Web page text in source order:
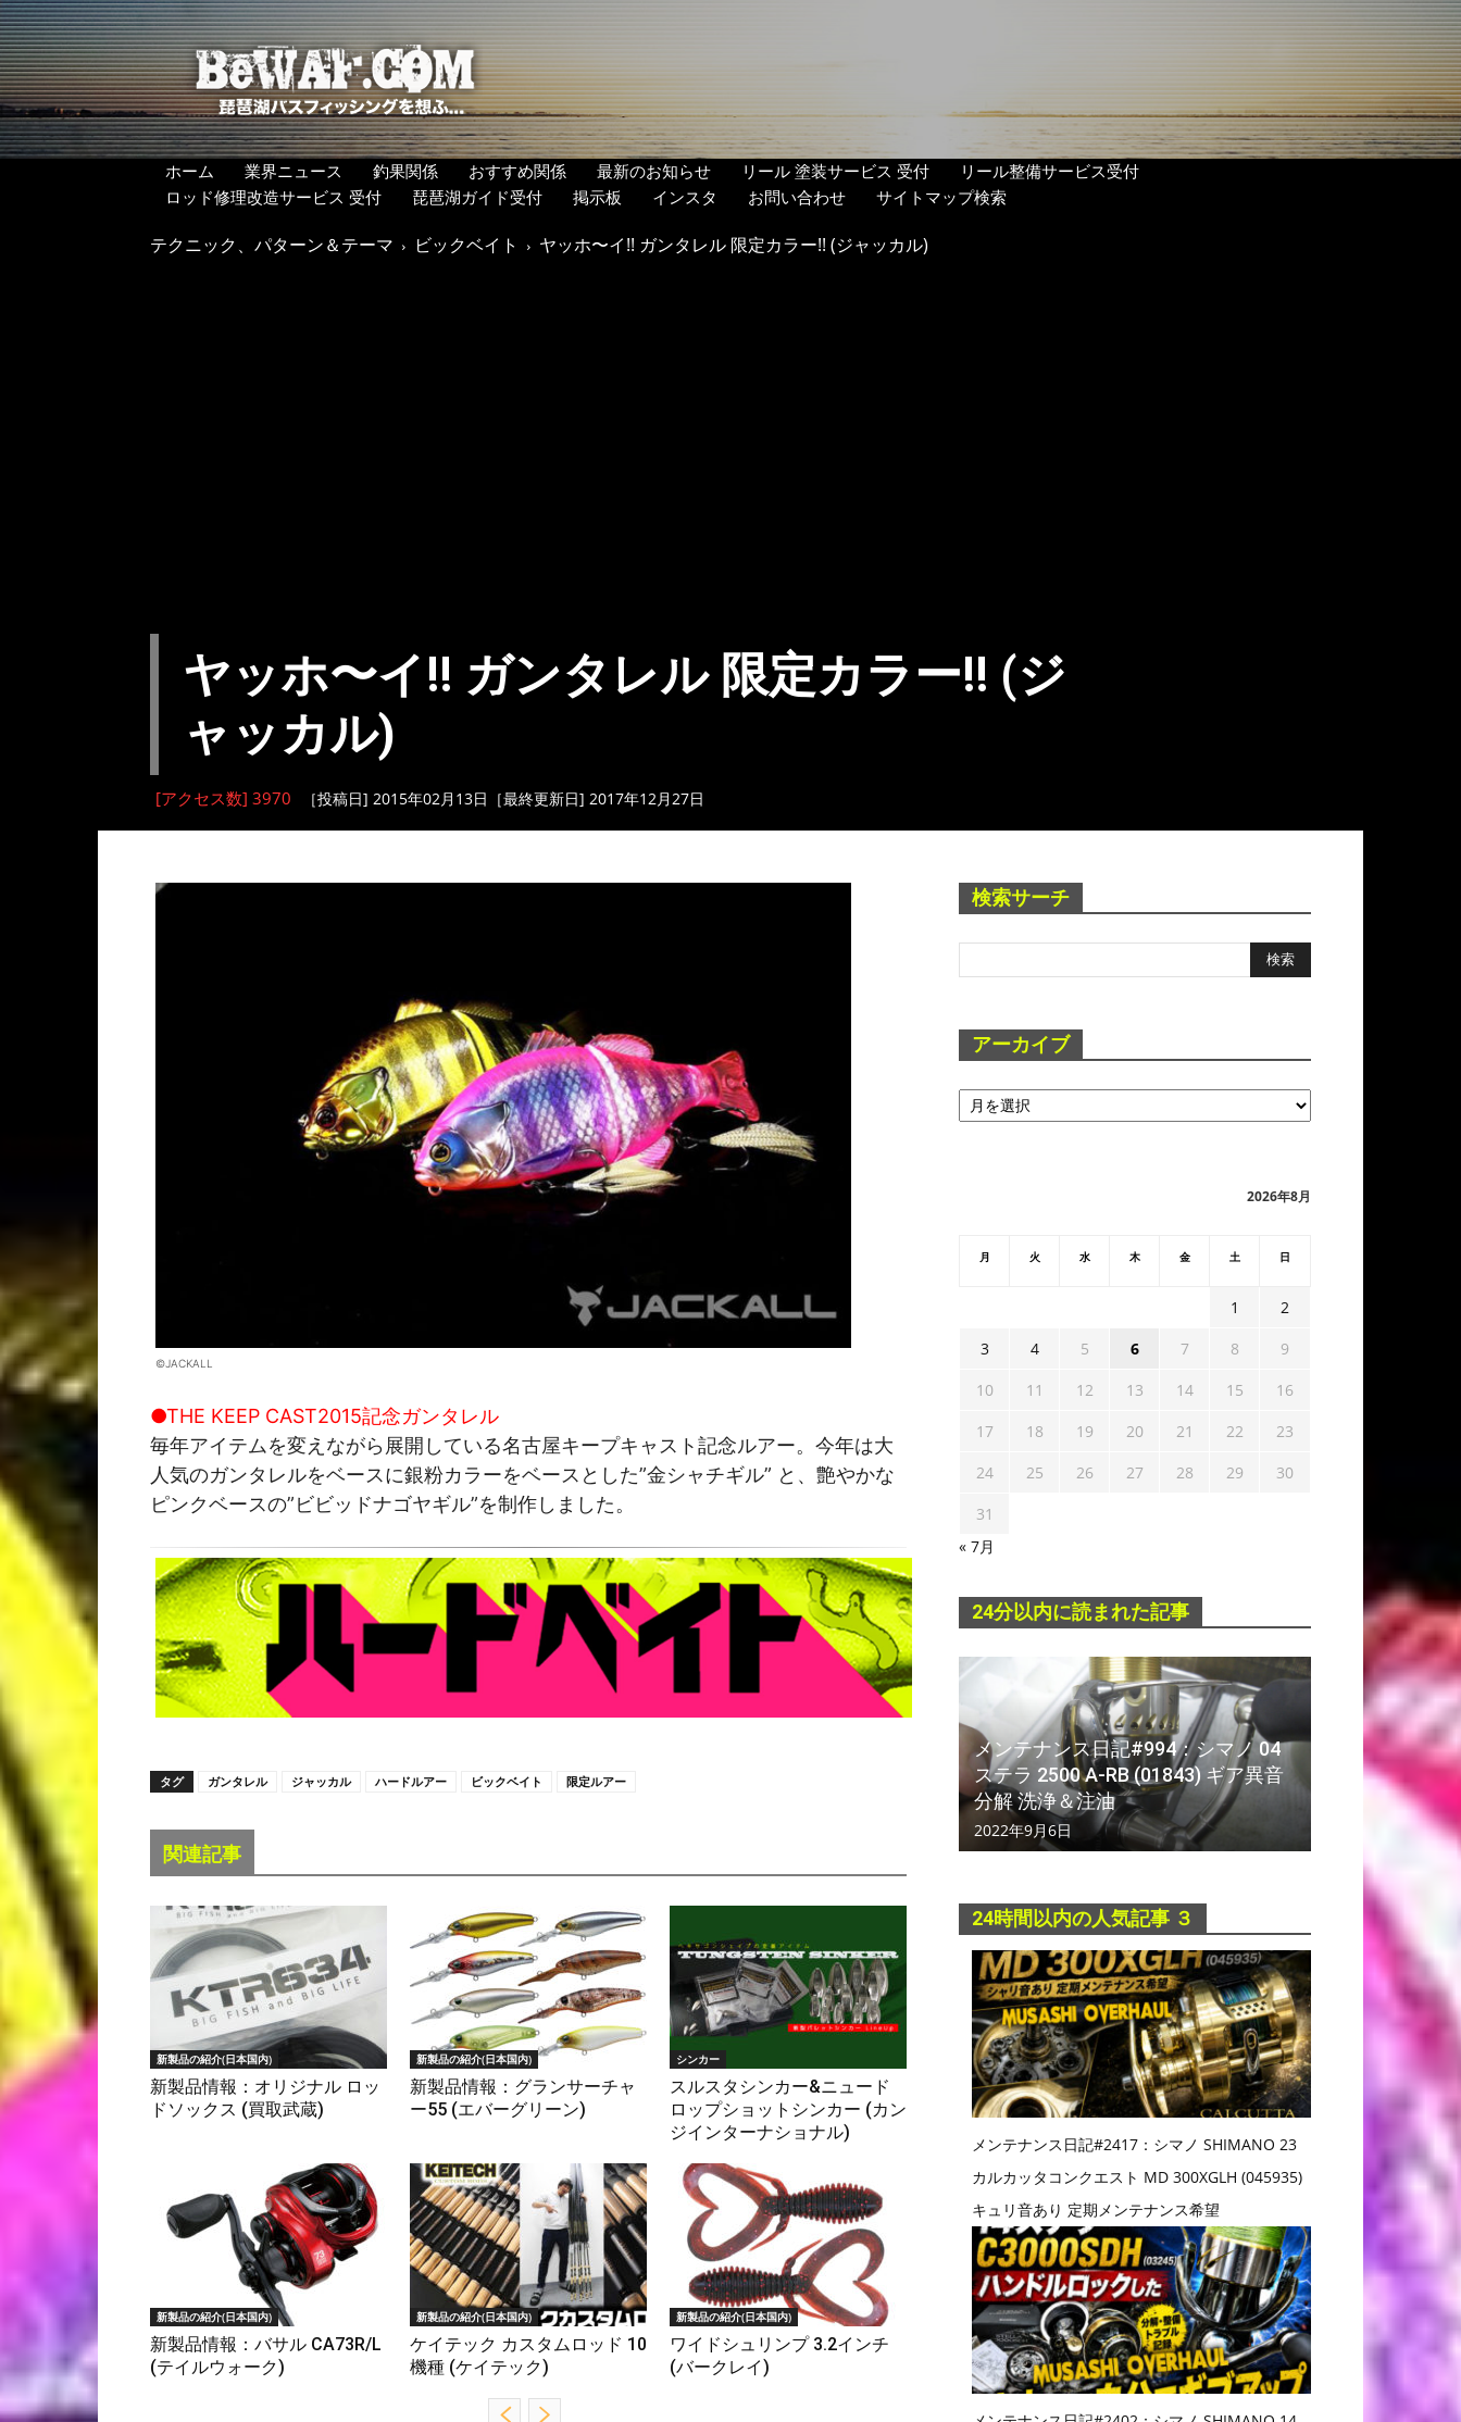
BeWAF
(ビ
ワ
エ
フ）
ホーム 業界ニュース 釣果関係 おすすめ関係 最新のお知らせ リール 塗装サービス 受付
リール整備サービス受付
ロッド修理改造サービス 受付
琵琶湖ガイド受付 掲示板 インスタ お問い合わせ サイトマップ検索
テクニック、パターン＆テーマ ビックベイト ヤッホ〜イ!! ガンタレル 限定カラー!! (ジャッカル)
ヤッホ〜イ!! ガンタレル 限定カラー!! (ジ
ャッカル)
[アクセス数] 3970 ［投稿日] 2015年02月13日［最終更新日] 2017年12月27日
©JACKALL
●THE KEEP CAST2015記念ガンタレル
毎年アイテムを変えながら展開している名古屋キープキャスト記念ルアー。今年は大
人気のガンタレルをベースに銀粉カラーをベースとした”金シャチギル” と、艶やかな
ピンクベースの”ビビッドナゴヤギル”を制作しました。
タグ ガンタレル ジャッカル ハードルアー ビックベイト 限定ルアー
関連記事
新製品の紹介(日本国内)
新製品情報：オリジナル ロッ
ドソックス (買取武蔵)
新製品の紹介(日本国内)
新製品情報：グランサーチャ
ー55 (エバーグリーン)
シンカー
スルスタシンカー&ニュード
ロップショットシンカー (カン
ジインターナショナル)
新製品の紹介(日本国内)
新製品情報：バサル CA73R/L
(テイルウォーク)
新製品の紹介(日本国内)
ケイテック カスタムロッド 10
機種 (ケイテック)
新製品の紹介(日本国内)
ワイドシュリンプ 3.2インチ
(バークレイ)
検索サーチ
アーカイブ
ア
ー
2026年8月
月 火 水 木 金 土 日
1
2
3
4 5 6 7 8
9
10
11 12 13 14 15
16
17
18 19 20 21 22
23
24
25 26 27 28 29
30
31
« 7月
24分以内に読まれた記事
メンテナンス日記#994：シマノ 04
ステラ 2500 A-RB (01843) ギア異音
分解 洗浄＆注油
2022年9月6日
24時間以内の人気記事 ３
メンテナンス日記#2417：シマノ SHIMANO 23
カルカッタコンクエスト MD 300XGLH (045935)
キュリ音あり 定期メンテナンス希望